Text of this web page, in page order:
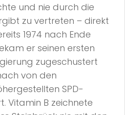
und nie durch die
zu vertreten – direkt
1974 nach Ende
er seinen ersten
zugeschustert
von den
SPD-
Vitamin B zeichnete